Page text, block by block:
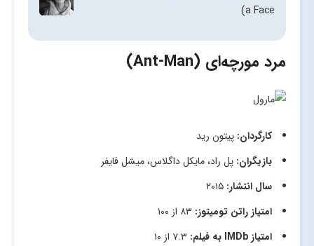
a Face)
مرد مورچه‌ای (Ant-Man)
کارگردان: پیتون رید
بازیگران: پل راد، مایکل داگلاس، میشل فایفر
سال انتشار:
امتیاز راتن تومیتوز:
امتیاز IMDb به فیلم: